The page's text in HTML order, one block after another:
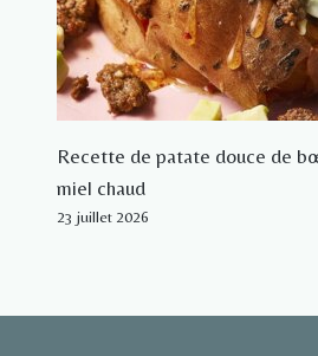
Recette de patate douce de
miel chaud
23 juillet 2026